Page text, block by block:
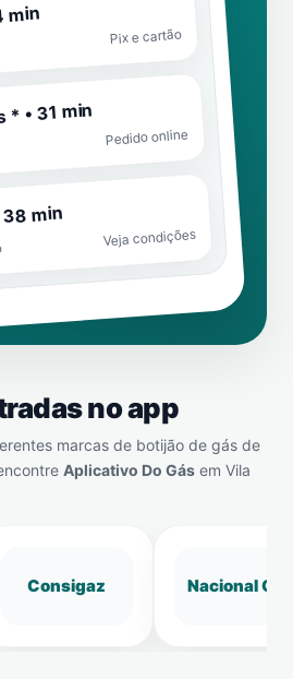
min
Pix e cartão
• 31 min
Pedido online
min
Veja condições
no app
marcas de botijão de gás de
Aplicativo Do Gás em Vila
Consigaz Nacional Gás